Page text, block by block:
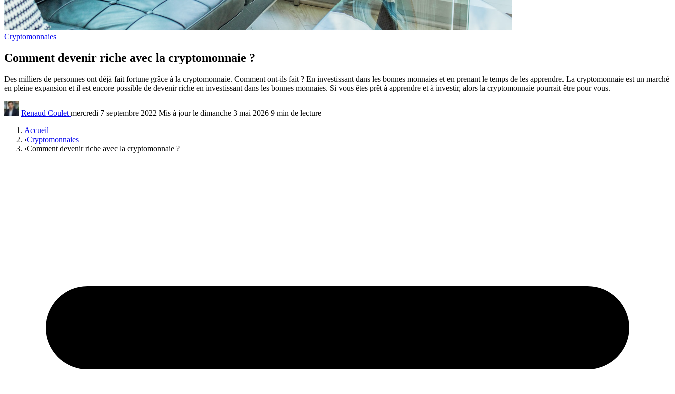
Cryptomonnaies
Comment devenir riche avec la cryptomonnaie ?
Des milliers de personnes ont déjà fait fortune grâce à la cryptomonnaie. Comment ont-ils fait ? En investissant dans les bonnes monnaies et en prenant le temps de les apprendre. La cryptomonnaie est un marché
en pleine expansion et il est encore possible de devenir riche en investissant dans les bonnes monnaies. Si vous êtes prêt à apprendre et à investir, alors la cryptomonnaie pourrait être pour vous.
Renaud Coulet mercredi 7 septembre 2022 Mis à jour le dimanche 3 mai 2026 9 min de lecture
Accueil
›Cryptomonnaies
›Comment devenir riche avec la cryptomonnaie ?